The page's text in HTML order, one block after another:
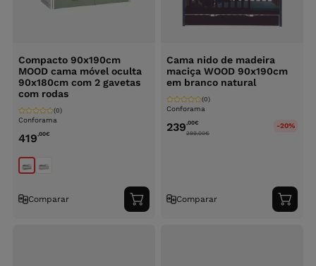
Compacto 90x190cm
MOOD cama móvel oculta
90x180cm com 2 gavetas
com rodas
Conforama
(0)
419,00€
Comparar
Adicionar
ao
Cama nido de madeira
maciça WOOD 90x190cm
em branco natural
Conforama
(0)
239,00€
299.00€
-20%
Comparar
ao